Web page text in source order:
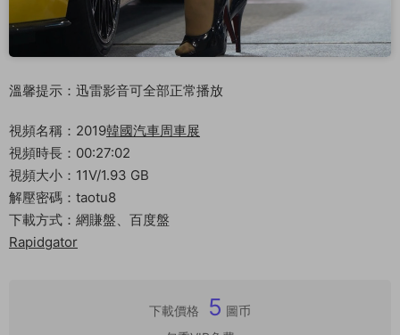
溫馨提示：迅雷影音可全部正常播放
視頻名稱：2019韓國汽車周車展
視頻時長：00:27:02
視頻大小：11V/1.93 GB
解壓密碼：taotu8
下載方式：網賺盤、百度盤
Rapidgator
下載價格 5 圖币